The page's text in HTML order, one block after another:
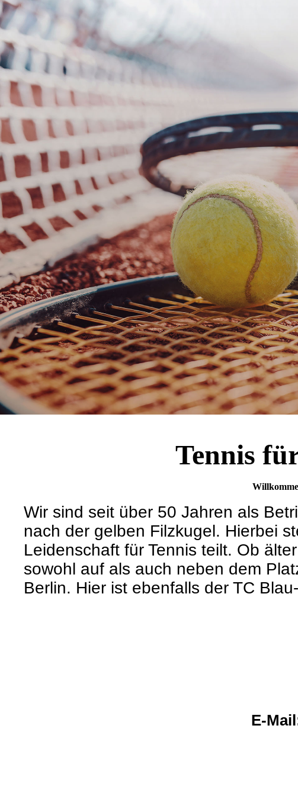
Tennis
Wir sind seit über 50 Jahren als
nach der gelben Filzkugel. Hierbei
Leidenschaft für Tennis teilt. Ob
sowohl auf als auch neben dem
Berlin. Hier ist ebenfalls der TC
E-